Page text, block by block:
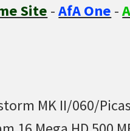
Site -AfA One -
MK II/060/